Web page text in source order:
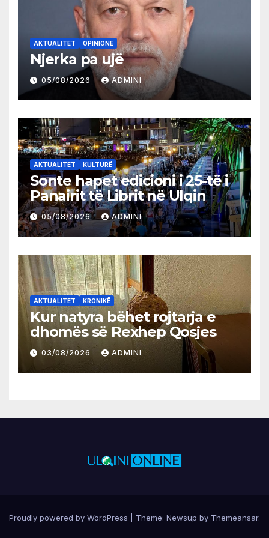
AKTUALITET OPINIONE
Njerka pa ujë
05/08/2026 ADMINI
AKTUALITET KULTURË
Sonte hapet edicioni i 25-të i
Panairit të Librit në Ulqin
05/08/2026 ADMINI
AKTUALITET KRONIKË
Kur natyra bëhet rojtarja e
dhomës së Rexhep Qosjes
03/08/2026 ADMINI
Proudly powered by WordPress Theme: Newsup by Themeansar.